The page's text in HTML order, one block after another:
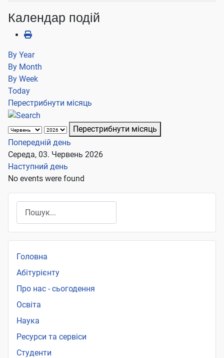
Календар подій
By Year
By Month
By Week
Today
Перестрибнути місяць
Перестрибнути місяць
Попередній день
Середа, 03. Червень 2026
Наступний день
No events were found
Головна
Абітурієнту
Про нас - сьогодення
Освіта
Наука
Ресурси та сервіси
Студенти